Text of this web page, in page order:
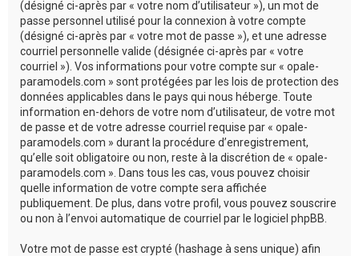
(désigné ci-après par « votre nom d’utilisateur »), un mot de
passe personnel utilisé pour la connexion à votre compte
(désigné ci-après par « votre mot de passe »), et une adresse
courriel personnelle valide (désignée ci-après par « votre
courriel »). Vos informations pour votre compte sur « opale-
paramodels.com » sont protégées par les lois de protection des
données applicables dans le pays qui nous héberge. Toute
information en-dehors de votre nom d’utilisateur, de votre mot
de passe et de votre adresse courriel requise par « opale-
paramodels.com » durant la procédure d’enregistrement,
qu’elle soit obligatoire ou non, reste à la discrétion de « opale-
paramodels.com ». Dans tous les cas, vous pouvez choisir
quelle information de votre compte sera affichée
publiquement. De plus, dans votre profil, vous pouvez souscrire
ou non à l’envoi automatique de courriel par le logiciel phpBB.
Votre mot de passe est crypté (hashage à sens unique) afin